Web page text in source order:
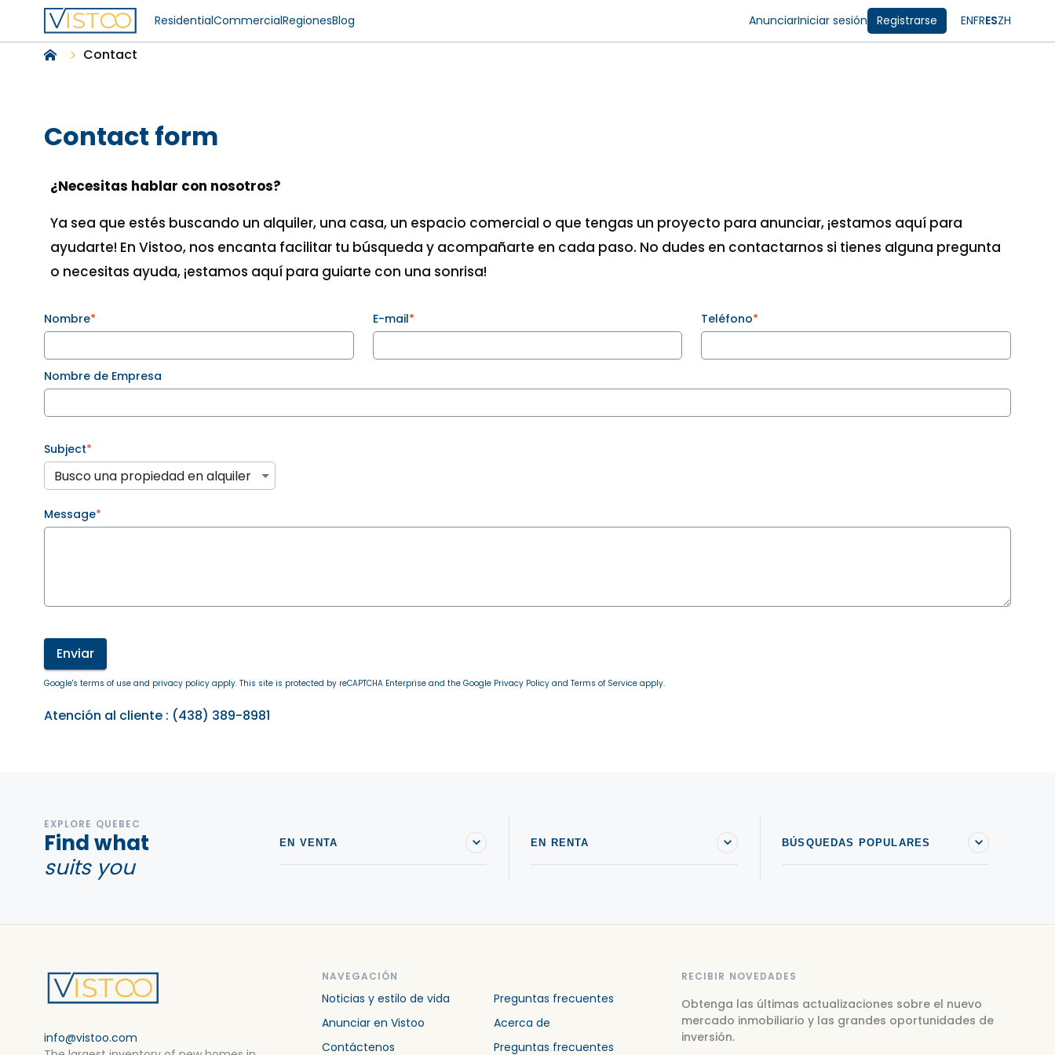
ResidentialCommercialRegionesBlog AnunciarIniciar sesión Registrarse ENFRESZH
Contact
Contact form
¿Necesitas hablar con nosotros?
Ya sea que estés buscando un alquiler, una casa, un espacio comercial o que tengas un proyecto para anunciar, ¡estamos aquí para
ayudarte! En Vistoo, nos encanta facilitar tu búsqueda y acompañarte en cada paso. No dudes en contactarnos si tienes alguna pregunta
o necesitas ayuda, ¡estamos aquí para guiarte con una sonrisa!
Nombre* E-mail* Teléfono*
Nombre de Empresa
Subject*
Busco una propiedad en alquiler
Message*
Enviar
Google's terms of use and privacy policy apply. This site is protected by reCAPTCHA Enterprise and the Google Privacy Policy and Terms of Service apply.
Atención al cliente : (438) 389-8981
EXPLORE QUEBEC
Find what
suits you
EN VENTA EN RENTA BÚSQUEDAS POPULARES
info@vistoo.com
NAVEGACIÓN
Noticias y estilo de vida
Preguntas frecuentes
Anunciar en Vistoo
Acerca de
Contáctenos
Preguntas frecuentes
RECIBIR NOVEDADES
Obtenga las últimas actualizaciones sobre el nuevo
mercado inmobiliario y las grandes oportunidades de
inversión.